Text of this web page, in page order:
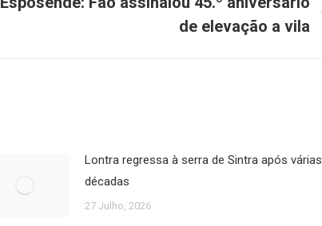
Próximo
de elevação a vila
Lontra regressa à serra de Sintra após várias
décadas
27 Julho, 2026